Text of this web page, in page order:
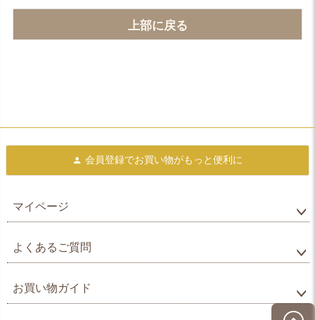
上部に戻る
会員登録でお買い物がもっと便利に
マイページ
よくあるご質問
お買い物ガイド